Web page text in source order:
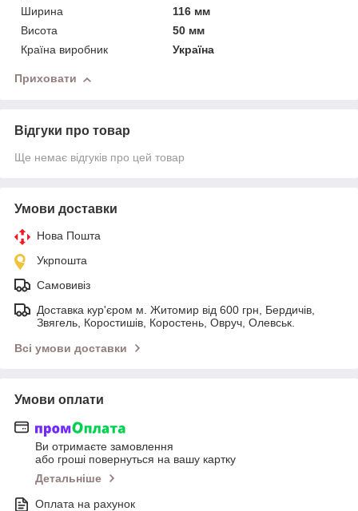
Ширина
116 мм
Висота
50 мм
Країна виробник
Україна
Приховати
Відгуки про товар
Ще немає відгуків про цей товар
Умови доставки
Нова Пошта
Укрпошта
Самовивіз
Доставка кур'єром м. Житомир від 600 грн, Бердичів,
Звягель, Коростишів, Коростень, Овруч, Олевськ.
Всі умови доставки
Умови оплати
Ви отримаєте замовлення
або гроші повернуться на вашу картку
Детальніше
Оплата на рахунок